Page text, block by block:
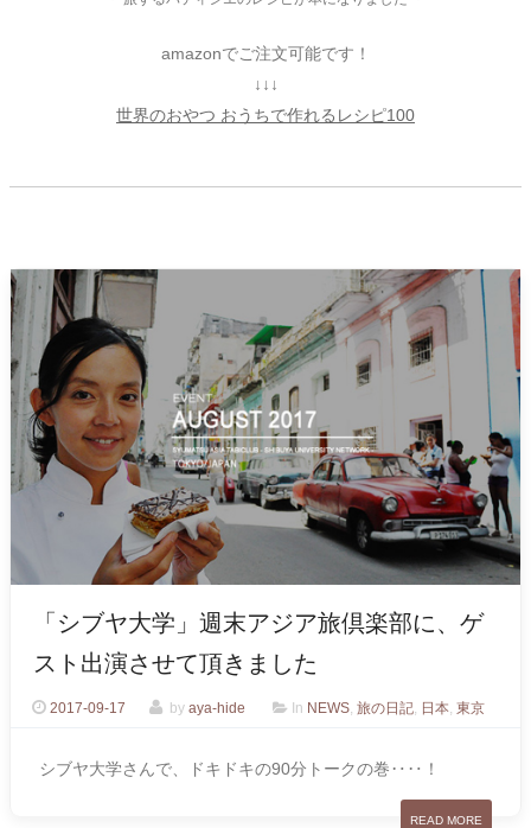
amazonでご注文可能です！
↓↓↓
世界のおやつ おうちで作れるレシピ100
「シブヤ大学」週末アジア旅倶楽部に、ゲ
スト出演させて頂きました
2017-09-17 by aya-hide In NEWS, 旅の日記, 日本, 東京
シブヤ大学さんで、ドキドキの90分トークの巻‥‥！
READ MORE